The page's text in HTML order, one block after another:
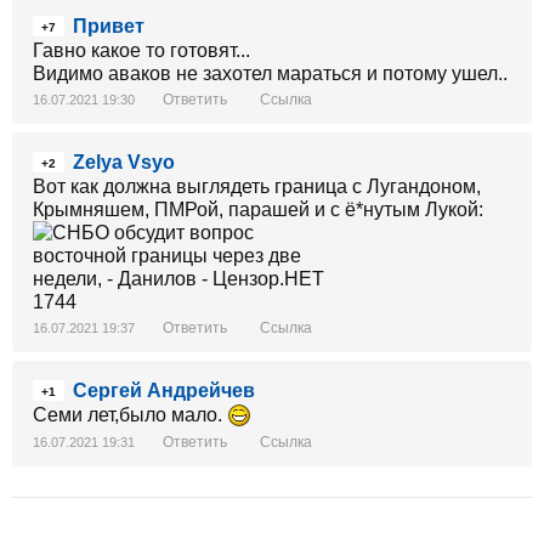
+7
Привет
Гавно какое то готовят...
Видимо аваков не захотел мараться и потому ушел..
16.07.2021 19:30 Ответить Ссылка
+2
Zelya Vsyo
Вот как должна выглядеть граница с Лугандоном,
Крымняшем, ПМРой, парашей и с ё*нутым Лукой:
16.07.2021 19:37 Ответить Ссылка
+1
Сергей Андрейчев
Семи лет,было мало.
16.07.2021 19:31 Ответить Ссылка